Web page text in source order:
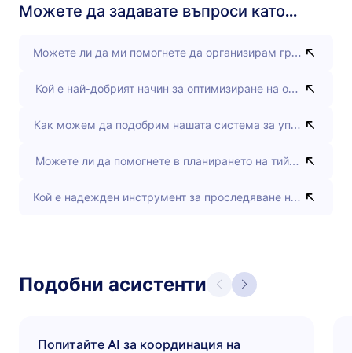
Можете да задавате въпроси като...
Можете ли да ми помогнете да организирам графика на
Кой е най-добрият начин за оптимизиране на офис
Как можем да подобрим нашата система за управление
Можете ли да помогнете в планирането на тиймбилдинг
Кой е надежден инструмент за проследяване на офис
Подобни асистенти
Попитайте AI за координация на